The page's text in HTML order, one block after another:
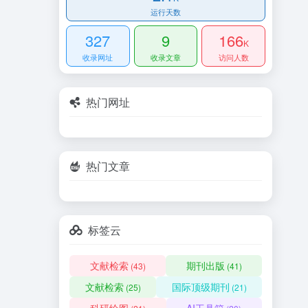
运行天数
327
收录网址
9
收录文章
166K
访问人数
热门网址
热门文章
标签云
文献检索(43) 期刊出版 (41)
文献检索(25) 国际顶级期刊 (21)